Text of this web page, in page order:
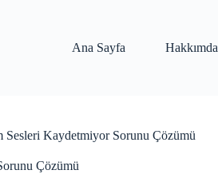
Ana Sayfa Hakkımda
Sesleri Kaydetmiyor Sorunu Çözümü
Çözümü